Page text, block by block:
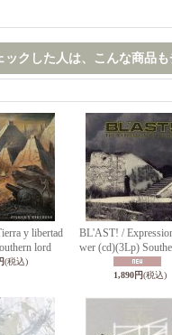
ックした人は、こんな商品
y libertad
lord
(税込)
BL'AST! /
wer (cd)(3Lp)
1,890円(税込)